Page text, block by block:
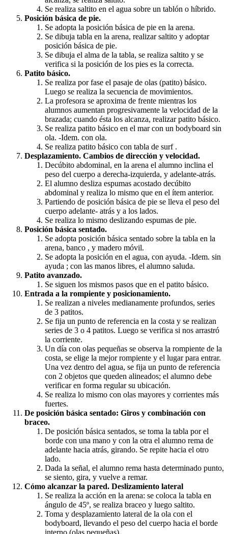
Se realiza saltito en el agua sobre un tablón o híbrido.
Posición básica de pie.
Se adopta la posición básica de pie en la arena.
Se dibuja tabla en la arena, realizar saltito y adoptar
posición básica de pie.
Se dibuja el alma de la tabla, se realiza saltito y se
verifica si la posición de los pies es la correcta.
Patito básico.
Se realiza por fase el pasaje de olas (patito) básico.
Luego se realiza la secuencia de movimientos.
La profesora se aproxima de frente mientras los
alumnos aumentan progresivamente la velocidad de la
brazada; cuando ésta los alcanza, realizar patito básico.
Se realiza patito básico en el mar con un bodyboard sin
ola. -Idem. con ola.
Se realiza patito básico con tabla de surf .
Desplazamiento. Cambios de dirección y velocidad.
Decúbito abdominal, en la arena el alumno inclina el
peso del cuerpo a derecha-izquierda, y adelante-atrás.
El alumno desliza espumas acostado decúbito
abdominal y realiza lo mismo que en el ítem anterior.
Partiendo de posición básica de pie se lleva el peso del
cuerpo adelante- atrás y a los lados.
Se realiza lo mismo deslizando espumas de pie.
Posición básica sentado.
Se adopta posición básica sentado sobre la tabla en la
arena, banco , y madero móvil.
Se adopta la posición en el agua, con ayuda. -Idem. sin
ayuda ; con las manos libres, el alumno saluda.
Patito avanzado.
Se siguen los mismos pasos que en el patito básico.
Entrada a la rompiente y posicionamiento.
Se realizan a niveles medianamente profundos, series
de 3 patitos.
Se fija un punto de referencia en la costa y se realizan
series de 3 o 4 patitos. Luego se verifica si nos arrastró
la corriente.
Un día con olas pequeñas se observa la rompiente de la
costa, se elige la mejor rompiente y el lugar para entrar.
Una vez dentro del agua, se fija un punto de referencia
con 2 objetos que queden alineados; el alumno debe
verificar en forma regular su ubicación.
Se realiza lo mismo con olas mayores y corrientes más
fuertes.
De posición básica sentado: Giros y combinación con
braceo.
De posición básica sentados, se toma la tabla por el
borde con una mano y con la otra el alumno rema de
adelante hacia atrás, girando. Se repite hacia el otro
lado.
Dada la señal, el alumno rema hasta determinado punto,
se siento, gira, y vuelve a remar.
Cómo alcanzar la pared. Deslizamiento lateral
Se realiza la acción en la arena: se coloca la tabla en
ángulo de 45º, se realiza braceo y luego saltito.
Toma y desplazamiento lateral de la ola con el
bodyboard, llevando el peso del cuerpo hacia el borde